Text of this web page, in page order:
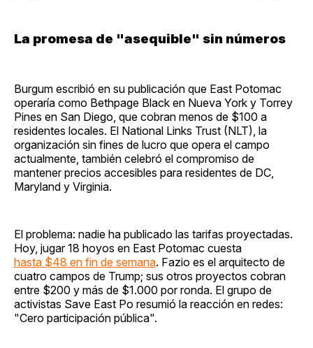
La promesa de "asequible" sin números
Burgum escribió en su publicación que East Potomac
operaría como Bethpage Black en Nueva York y Torrey
Pines en San Diego, que cobran menos de $100 a
residentes locales. El National Links Trust (NLT), la
organización sin fines de lucro que opera el campo
actualmente, también celebró el compromiso de
mantener precios accesibles para residentes de DC,
Maryland y Virginia.
El problema: nadie ha publicado las tarifas proyectadas.
Hoy, jugar 18 hoyos en East Potomac cuesta
hasta $48 en fin de semana. Fazio es el arquitecto de
cuatro campos de Trump; sus otros proyectos cobran
entre $200 y más de $1.000 por ronda. El grupo de
activistas Save East Po resumió la reacción en redes:
"Cero participación pública".